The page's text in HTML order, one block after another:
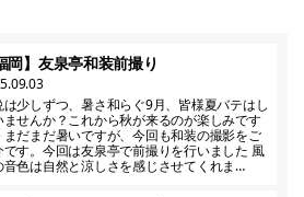
岡】友泉亭和装前撮り
は少しずつ、暑さ和らぐ9月、皆様夏バテはし
ませんか？これから秋が来るのが楽しみです
まだまだ暑いですが、今回も和装の撮影をご
です。今回は友泉亭で前撮りを行いました 風
音色は自然と涼しさを感じさせてくれま…